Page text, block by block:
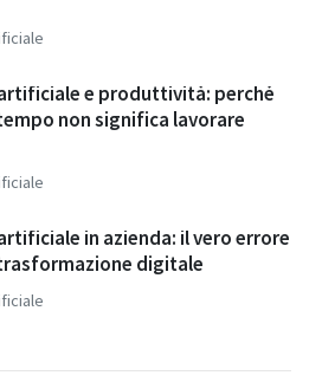
e produttività: perché
non significa lavorare
in azienda: il vero errore
digitale